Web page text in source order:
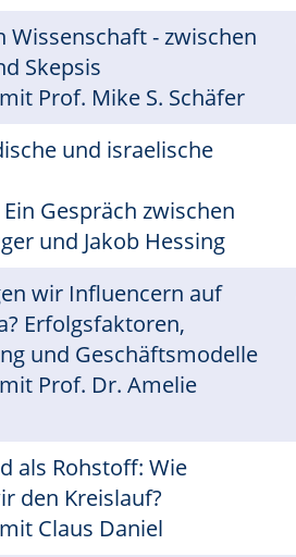
Wissenschaft - zwischen
Skepsis
Prof. Mike S. Schäfer
und israelische
Gespräch zwischen
und Jakob Hessing
wir Influencern auf
Erfolgsfaktoren,
und Geschäftsmodelle
Prof. Dr. Amelie
als Rohstoff: Wie
den Kreislauf?
Claus Daniel